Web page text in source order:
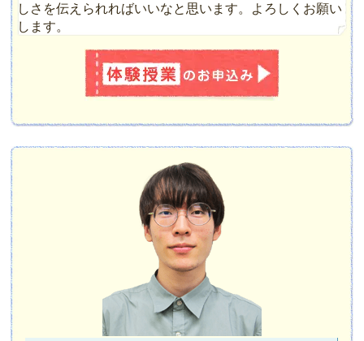
しさを伝えられればいいなと思います。よろしくお願い
します。